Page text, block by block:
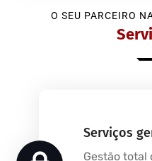
O SEU PARCEIRO
Serviços
Gestão total